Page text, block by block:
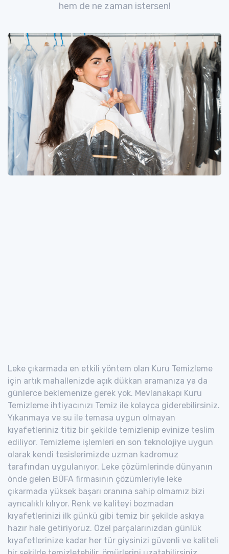
hem de ne zaman istersen!
Leke çıkarmada en etkili yöntem olan Kuru Temizleme
için artık mahallenizde açık dükkan aramanıza ya da
günlerce beklemenize gerek yok. Mevlanakapı Kuru
Temizleme ihtiyacınızı Temiz ile kolayca giderebilirsiniz.
Yıkanmaya ve su ile temasa uygun olmayan
kıyafetleriniz titiz bir şekilde temizlenip evinize teslim
ediliyor. Temizleme işlemleri en son teknolojiye uygun
olarak kendi tesislerimizde uzman kadromuz
tarafından uygulanıyor. Leke çözümlerinde dünyanın
önde gelen BÜFA firmasının çözümleriyle leke
çıkarmada yüksek başarı oranına sahip olmamız bizi
ayrıcalıklı kılıyor. Renk ve kaliteyi bozmadan
kıyafetlerinizi ilk günkü gibi temiz bir şekilde askıya
hazır hale getiriyoruz. Özel parçalarınızdan günlük
kıyafetlerinize kadar her tür giysinizi güvenli ve kaliteli